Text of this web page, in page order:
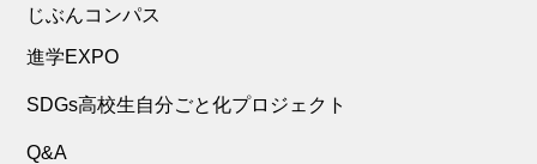
じぶんコンパス
進学EXPO
SDGs高校生自分ごと化プロジェクト
Q&A